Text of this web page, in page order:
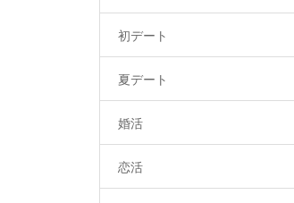
初デート
夏デート
婚活
恋活